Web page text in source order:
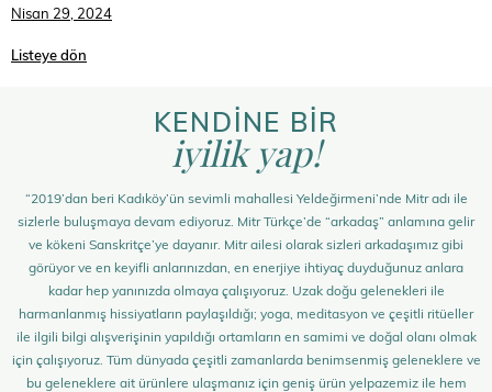
Nisan 29, 2024
Listeye dön
KENDİNE BİR
iyilik yap!
“2019’dan beri Kadıköy’ün sevimli mahallesi Yeldeğirmeni’nde Mitr adı ile
sizlerle buluşmaya devam ediyoruz. Mitr Türkçe’de “arkadaş” anlamına gelir
ve kökeni Sanskritçe’ye dayanır. Mitr ailesi olarak sizleri arkadaşımız gibi
görüyor ve en keyifli anlarınızdan, en enerjiye ihtiyaç duyduğunuz anlara
kadar hep yanınızda olmaya çalışıyoruz. Uzak doğu gelenekleri ile
harmanlanmış hissiyatların paylaşıldığı; yoga, meditasyon ve çeşitli ritüeller
ile ilgili bilgi alışverişinin yapıldığı ortamların en samimi ve doğal olanı olmak
için çalışıyoruz. Tüm dünyada çeşitli zamanlarda benimsenmiş geleneklere ve
bu geleneklere ait ürünlere ulaşmanız için geniş ürün yelpazemiz ile hem